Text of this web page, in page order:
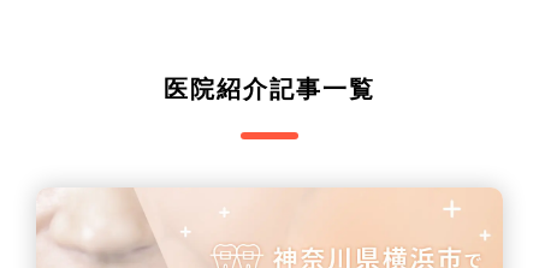
医院紹介記事一覧